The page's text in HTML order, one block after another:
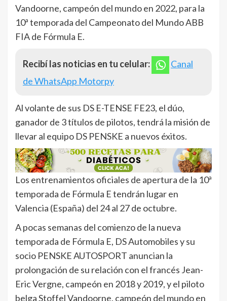
Vandoorne, campeón del mundo en 2022, para la
10ª temporada del Campeonato del Mundo ABB
FIA de Fórmula E.
Recibí las noticias en tu celular:
Canal
de WhatsApp Motorpy
Al volante de sus DS E-TENSE FE23, el dúo,
ganador de 3 títulos de pilotos, tendrá la misión de
llevar al equipo DS PENSKE a nuevos éxitos.
Los entrenamientos oficiales de apertura de la 10ª
temporada de Fórmula E tendrán lugar en
Valencia (España) del 24 al 27 de octubre.
A pocas semanas del comienzo de la nueva
temporada de Fórmula E, DS Automobiles y su
socio PENSKE AUTOSPORT anuncian la
prolongación de su relación con el francés Jean-
Eric Vergne, campeón en 2018 y 2019, y el piloto
belga Stoffel Vandoorne, campeón del mundo en